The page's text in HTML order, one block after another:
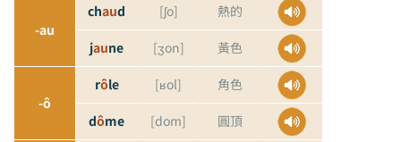
-au
chaud [ʃo] 熱的
jaune [ʒon] 黃色
-ô
rôle [ʁol] 角色
dôme [dom] 圓頂